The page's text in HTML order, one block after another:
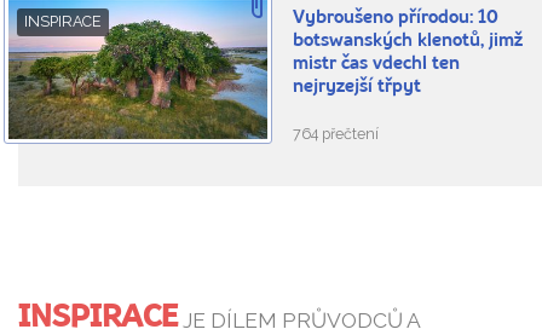
INSPIRACE
Vybroušeno přírodou: 10
botswanských klenotů, jimž
mistr čas vdechl ten
nejryzejší třpyt
764 přečtení
INSPIRACEJE DÍLEM PRŮVODCŮ A